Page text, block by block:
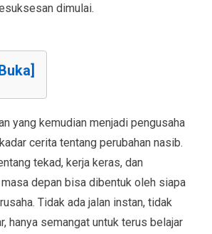
dimulai.
yang kemudian menjadi pengusaha
cerita tentang perubahan nasib.
tekad, kerja keras, dan
depan bisa dibentuk oleh siapa
Tidak ada jalan instan, tidak
hanya semangat untuk terus belajar